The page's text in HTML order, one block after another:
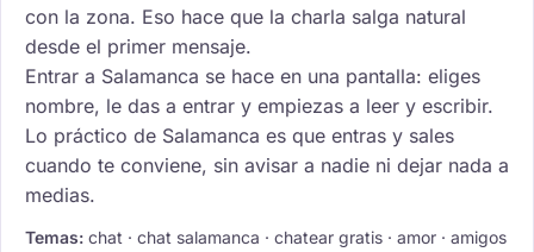
con la zona. Eso hace que la charla salga natural
desde el primer mensaje.
Entrar a Salamanca se hace en una pantalla: eliges
nombre, le das a entrar y empiezas a leer y escribir.
Lo práctico de Salamanca es que entras y sales
cuando te conviene, sin avisar a nadie ni dejar nada a
medias.
Temas: chat · chat salamanca · chatear gratis · amor · amigos